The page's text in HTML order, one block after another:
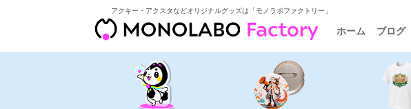
アクキー・アクスタなどオリジナルグッズは「モノラボファクトリー」
ホーム ブログ